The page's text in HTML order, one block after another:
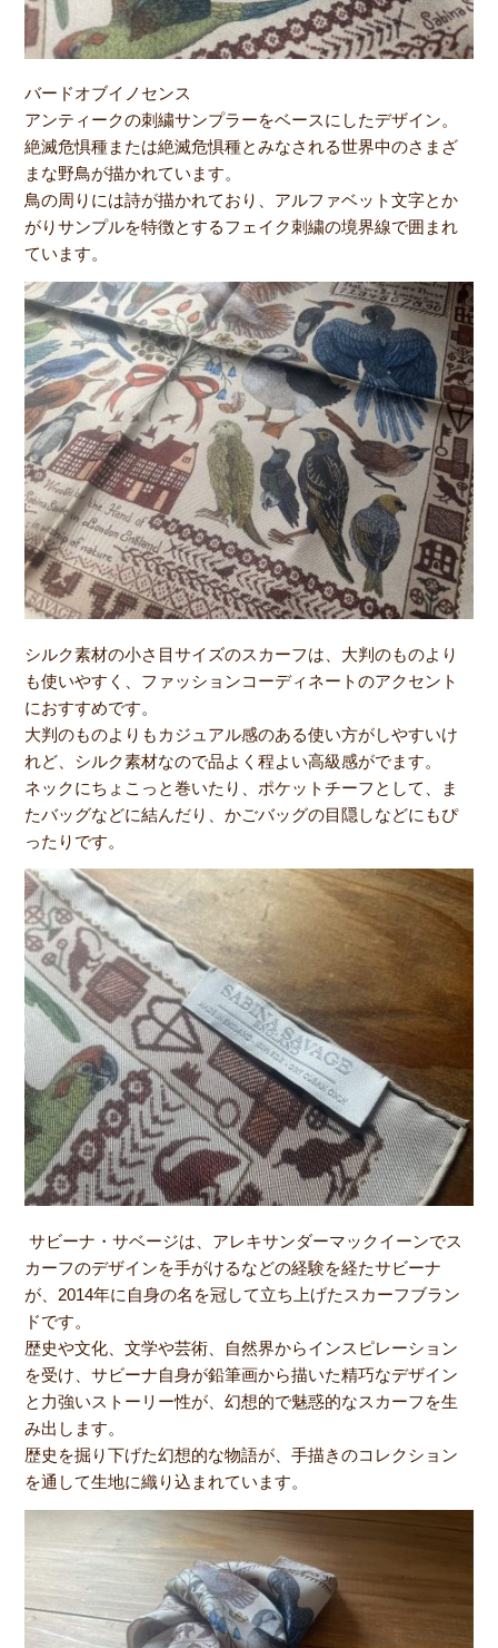
バードオブイノセンス
アンティークの刺繍サンプラーをベースにしたデザイン。
絶滅危惧種または絶滅危惧種とみなされる世界中のさまざ
まな野鳥が描かれています。
鳥の周りには詩が描かれており、アルファベット文字とか
がりサンプルを特徴とするフェイク刺繍の境界線で囲まれ
ています。
シルク素材の小さ目サイズのスカーフは、大判のものより
も使いやすく、ファッションコーディネートのアクセント
におすすめです。
大判のものよりもカジュアル感のある使い方がしやすいけ
れど、シルク素材なので品よく程よい高級感がでます。
ネックにちょこっと巻いたり、ポケットチーフとして、ま
たバッグなどに結んだり、かごバッグの目隠しなどにもぴ
ったりです。
サビーナ・サベージは、アレキサンダーマックイーンでス
カーフのデザインを手がけるなどの経験を経たサビーナ
が、2014年に自身の名を冠して立ち上げたスカーフブラン
ドです。
歴史や文化、文学や芸術、自然界からインスピレーション
を受け、サビーナ自身が鉛筆画から描いた精巧なデザイン
と力強いストーリー性が、幻想的で魅惑的なスカーフを生
み出します。
歴史を掘り下げた幻想的な物語が、手描きのコレクション
を通して生地に織り込まれています。